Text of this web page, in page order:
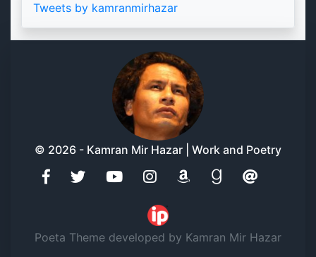
Tweets by kamranmirhazar
© 2026 - Kamran Mir Hazar | Work and Poetry
Poeta Theme developed by Kamran Mir Hazar